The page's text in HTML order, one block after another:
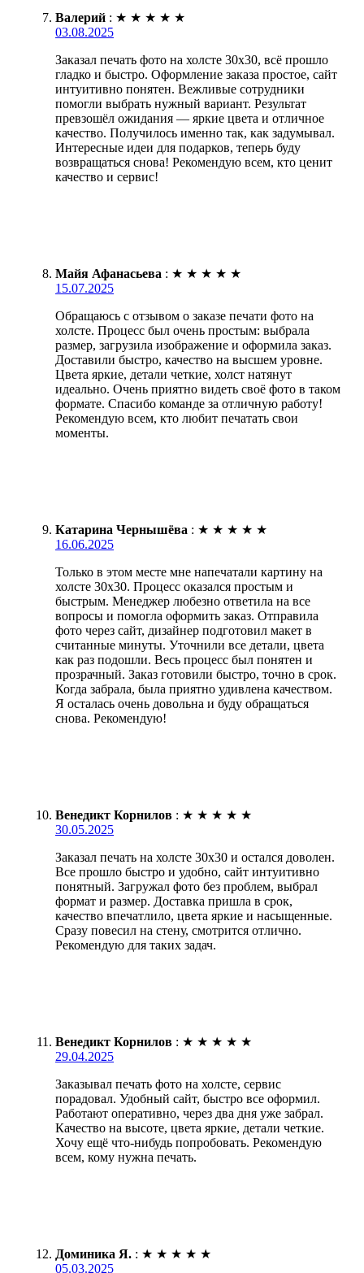
Валерий : ★ ★ ★ ★ ★
03.08.2025
Заказал печать фото на холсте 30х30, всё прошло
гладко и быстро. Оформление заказа простое, сайт
интуитивно понятен. Вежливые сотрудники
помогли выбрать нужный вариант. Результат
превзошёл ожидания — яркие цвета и отличное
качество. Получилось именно так, как задумывал.
Интересные идеи для подарков, теперь буду
возвращаться снова! Рекомендую всем, кто ценит
качество и сервис!
Майя Афанасьева : ★ ★ ★ ★ ★
15.07.2025
Обращаюсь с отзывом о заказе печати фото на
холсте. Процесс был очень простым: выбрала
размер, загрузила изображение и оформила заказ.
Доставили быстро, качество на высшем уровне.
Цвета яркие, детали четкие, холст натянут
идеально. Очень приятно видеть своё фото в таком
формате. Спасибо команде за отличную работу!
Рекомендую всем, кто любит печатать свои
моменты.
Катарина Чернышёва : ★ ★ ★ ★ ★
16.06.2025
Только в этом месте мне напечатали картину на
холсте 30х30. Процесс оказался простым и
быстрым. Менеджер любезно ответила на все
вопросы и помогла оформить заказ. Отправила
фото через сайт, дизайнер подготовил макет в
считанные минуты. Уточнили все детали, цвета
как раз подошли. Весь процесс был понятен и
прозрачный. Заказ готовили быстро, точно в срок.
Когда забрала, была приятно удивлена качеством.
Я осталась очень довольна и буду обращаться
снова. Рекомендую!
Венедикт Корнилов : ★ ★ ★ ★ ★
30.05.2025
Заказал печать на холсте 30х30 и остался доволен.
Все прошло быстро и удобно, сайт интуитивно
понятный. Загружал фото без проблем, выбрал
формат и размер. Доставка пришла в срок,
качество впечатлило, цвета яркие и насыщенные.
Сразу повесил на стену, смотрится отлично.
Рекомендую для таких задач.
Венедикт Корнилов : ★ ★ ★ ★ ★
29.04.2025
Заказывал печать фото на холсте, сервис
порадовал. Удобный сайт, быстро все оформил.
Работают оперативно, через два дня уже забрал.
Качество на высоте, цвета яркие, детали четкие.
Хочу ещё что-нибудь попробовать. Рекомендую
всем, кому нужна печать.
Доминика Я. : ★ ★ ★ ★ ★
05.03.2025